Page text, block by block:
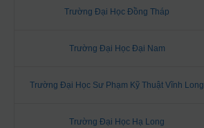
Trường Đại Học Đồng Tháp
Trường Đại Học Đại Nam
Trường Đại Học Sư Phạm Kỹ Thuật Vĩnh Long
Trường Đại Học Hạ Long